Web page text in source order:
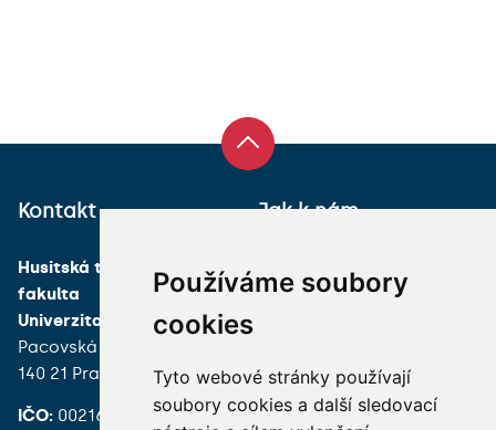
Používáme soubory
cookies
Tyto webové stránky používají
soubory cookies a další sledovací
Kontakt
Husitská teologická
fakulta
Univerzita Karlova
Pacovská 350/4
140 21 Praha 4
IČO: 00216208
Jak k nám